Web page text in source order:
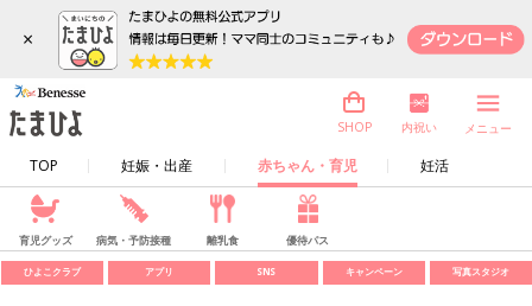
×
TOP 妊娠・出産 赤ちゃん・育児 妊活
SHOP 内祝い メニュー
育児グッズ 病気・予防接種 離乳食 優待パス
ひよこクラブ アプリ SNS キャンペーン 写真スタジオ